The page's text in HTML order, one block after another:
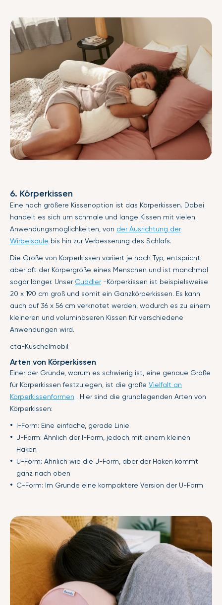
6. Körperkissen
Eine noch größere Kissenoption ist das Körperkissen. Dabei
handelt es sich um schmale und lange Kissen mit vielen
Anwendungsmöglichkeiten, von der Ausrichtung der
Wirbelsäule bis hin zur Verbesserung des Schlafs.
Die Größe von Körperkissen variiert je nach Typ, entspricht
aber oft der Körpergröße eines Menschen und ist manchmal
sogar länger. Unser Cuddler-Körperkissen ist beispielsweise
20 x 190 cm groß und somit ein Ganzkörperkissen. Es kann
auch auf 36 x 56 cm verknotet werden, wodurch es zu einem
kleineren und voluminöseren Kissen für verschiedene
Anwendungen wird.
cta-Kuschelmobil
Arten von Körperkissen
Einer der Gründe, warum es schwierig ist, eine genaue Größe
für Körperkissen festzulegen, ist die große Vielfalt an
Körperkissenformen . Hier sind die grundlegenden Arten von
Körperkissen:
I-Form: Eine einfache, gerade Linie
J-Form: Ähnlich der I-Form, jedoch mit einem kleinen
Haken
U-Form: Ähnlich wie die J-Form, aber der Haken kommt
ganz nach oben
C-Form: Im Grunde eine kompaktere Version der U-Form